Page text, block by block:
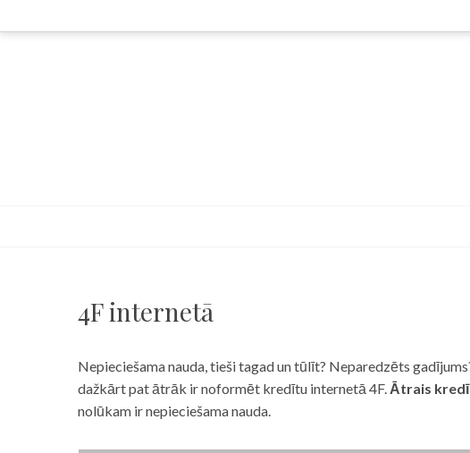
to
4F internetā
Nepieciešama nauda, tieši tagad un tūlīt? Neparedzēts
dažkārt pat ātrāk ir noformēt kredītu internetā 4F. Ātrais
nolūkam ir nepieciešama nauda.